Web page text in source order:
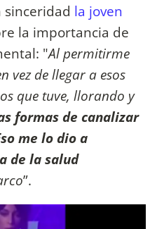
sinceridad la joven
la importancia de
"Al permitirme
vez de llegar a esos
que tuve, llorando y
formas de canalizar
me lo dio a
de la salud
”.